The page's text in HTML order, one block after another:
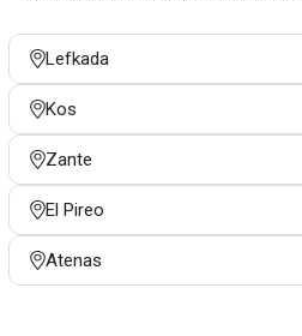
Lefkada
Kos
Zante
El Pireo
Atenas